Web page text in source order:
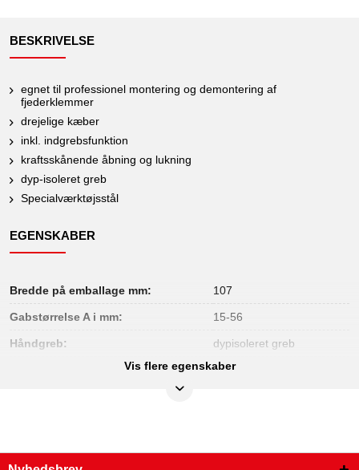
BESKRIVELSE
egnet til professionel montering og demontering af
fjederklemmer
drejelige kæber
inkl. indgrebsfunktion
kraftsskånende åbning og lukning
dyp-isoleret greb
Specialværktøjsstål
EGENSKABER
Bredde på emballage mm: 107
Gabstørrelse A i mm: 15-56
Håndgreb: dypisoleret greb
Højde på emballage mm: 29
Vis flere egenskaber